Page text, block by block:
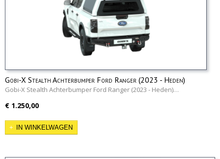
Gobi-X Stealth Achterbumper Ford Ranger (2023 - Heden)
Gobi-X Stealth Achterbumper Ford Ranger (2023 - Heden)…
€ 1.250,00
IN WINKELWAGEN